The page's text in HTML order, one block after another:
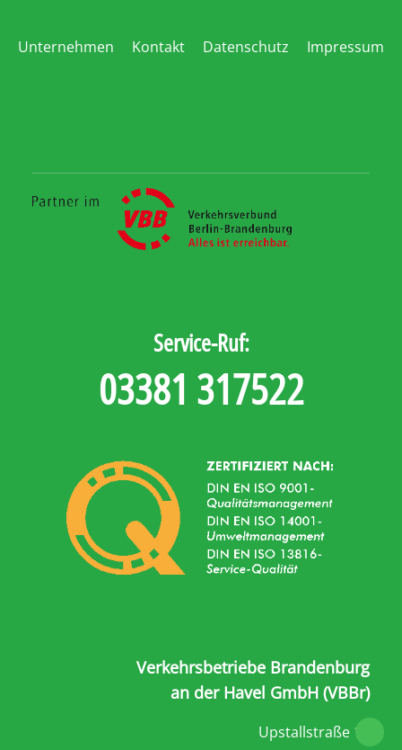
Unternehmen Kontakt Datenschutz Impressum
Service-Ruf:
03381 317522
Verkehrsbetriebe Brandenburg
an der Havel GmbH (VBBr)
Upstallstraße 18